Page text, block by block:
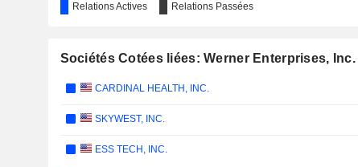
Relations Actives Relations Passées
Sociétés Cotées liées: Werner Enterprises, Inc.
CARDINAL HEALTH, INC.
SKYWEST, INC.
ESS TECH, INC.